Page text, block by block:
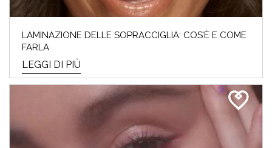
LAMINAZIONE DELLE SOPRACCIGLIA: COS’È E COME
FARLA
LEGGI DI PIÙ